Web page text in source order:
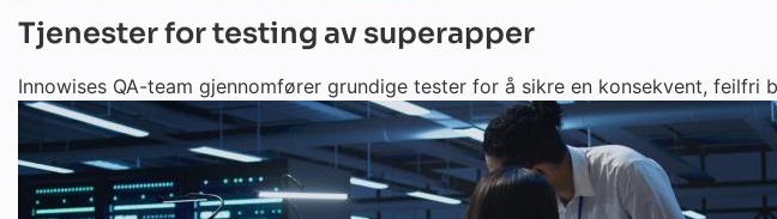
Tjenester for testing av superapper
Innowises QA-team gjennomfører grundige tester for å sikre en konsekvent,